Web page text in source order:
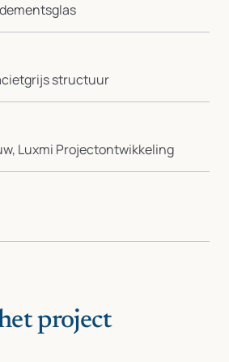
structuur
Luxmi Projectontwikkeling
project